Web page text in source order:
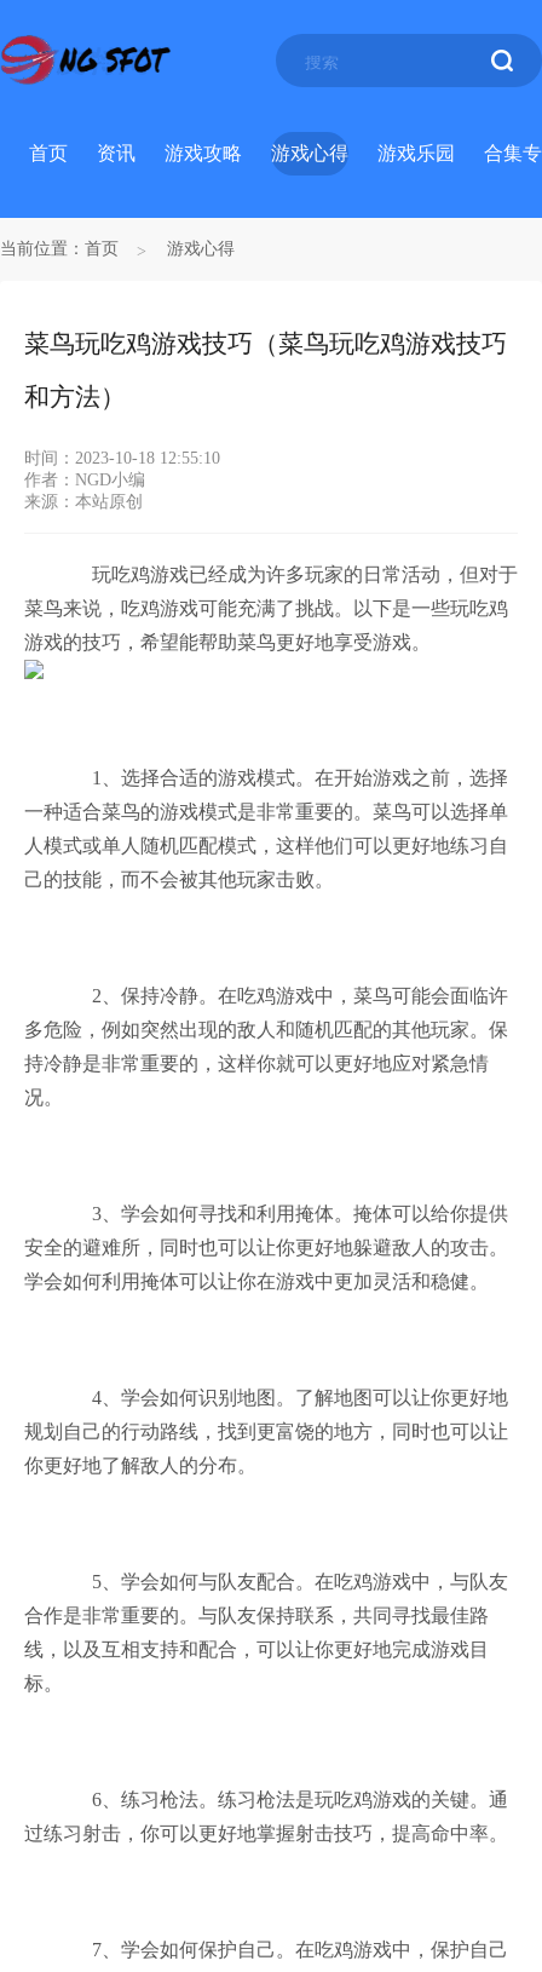
首页 资讯 游戏攻略 游戏心得 游戏乐园 合集
当前位置： 首页 游戏心得
菜鸟玩吃鸡游戏技巧（菜鸟玩吃鸡游戏技巧
和方法）
时间：2023-10-18 12:55:10
作者：NGD小编
来源：本站原创
玩吃鸡游戏已经成为许多玩家的日常活动，但对于
菜鸟来说，吃鸡游戏可能充满了挑战。以下是一些玩吃鸡
游戏的技巧，希望能帮助菜鸟更好地享受游戏。
1、选择合适的游戏模式。在开始游戏之前，选择
一种适合菜鸟的游戏模式是非常重要的。菜鸟可以选择单
人模式或单人随机匹配模式，这样他们可以更好地练习自
己的技能，而不会被其他玩家击败。
2、保持冷静。在吃鸡游戏中，菜鸟可能会面临许
多危险，例如突然出现的敌人和随机匹配的其他玩家。保
持冷静是非常重要的，这样你就可以更好地应对紧急情
况。
3、学会如何寻找和利用掩体。掩体可以给你提供
安全的避难所，同时也可以让你更好地躲避敌人的攻击。
学会如何利用掩体可以让你在游戏中更加灵活和稳健。
4、学会如何识别地图。了解地图可以让你更好地
规划自己的行动路线，找到更富饶的地方，同时也可以让
你更好地了解敌人的分布。
5、学会如何与队友配合。在吃鸡游戏中，与队友
合作是非常重要的。与队友保持联系，共同寻找最佳路
线，以及互相支持和配合，可以让你更好地完成游戏目
标。
6、练习枪法。练习枪法是玩吃鸡游戏的关键。通
过练习射击，你可以更好地掌握射击技巧，提高命中率。
7、学会如何保护自己。在吃鸡游戏中，保护自己